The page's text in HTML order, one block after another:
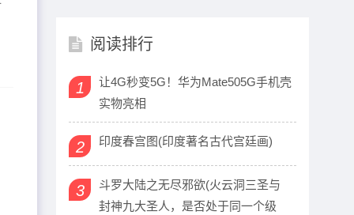
阅读排行
1
让4G秒变5G！华为Mate505G手机壳
实物亮相
2 印度春宫图(印度著名古代宫廷画)
3
斗罗大陆之无尽邪欲(火云洞三圣与
封神九大圣人，是否处于同一个级